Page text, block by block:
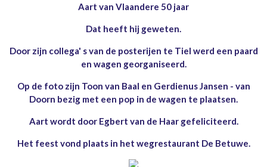
Aart van Vlaandere 50 jaar
Dat heeft hij geweten.
Door zijn collega' s van de posterijen te Tiel werd een paard
en wagen georganiseerd.
Op de foto zijn Toon van Baal en Gerdienus Jansen - van
Doorn bezig met een pop in de wagen te plaatsen.
Aart wordt door Egbert van de Haar gefeliciteerd.
Het feest vond plaats in het wegrestaurant De Betuwe.